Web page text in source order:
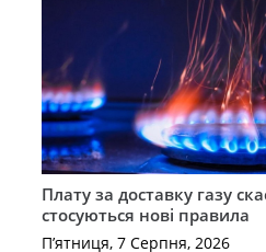
Плату за доставку газу
стосуються нові правила
П’ятниця, 7 Серпня, 2026